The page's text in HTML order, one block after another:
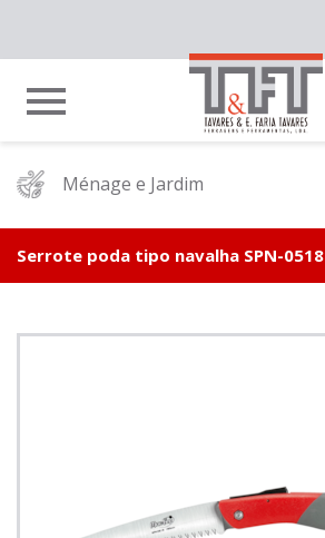
Ménage e Jardim
Serrote poda tipo navalha SPN-0518